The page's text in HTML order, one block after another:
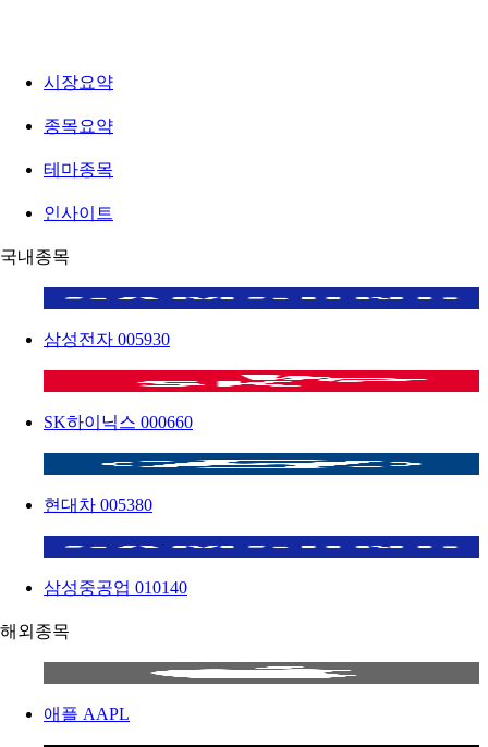
시장요약
종목요약
테마종목
인사이트
국내종목
삼성전자 005930
SK하이닉스 000660
현대차 005380
삼성중공업 010140
해외종목
애플 AAPL